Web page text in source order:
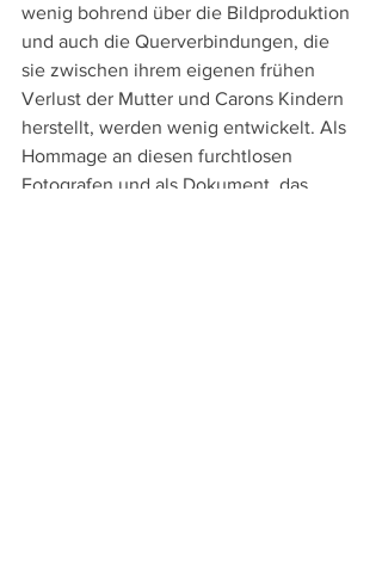
wenig bohrend über die Bildproduktion
und auch die Querverbindungen, die
sie zwischen ihrem eigenen frühen
Verlust der Mutter und Carons Kindern
herstellt, werden wenig entwickelt. Als
Hommage an diesen furchtlosen
Fotografen und als Dokument, das